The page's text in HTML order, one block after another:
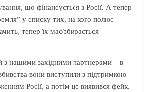
що фінансується з Росії. А тепер
у списку тих, на кого полює
тепер їх має/збирається
з нашими західними партнерами – в
вони виступили з підтримкою
Росії, а потім це виявився фейк.